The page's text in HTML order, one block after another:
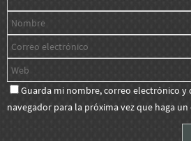
Guarda mi nombre, correo electrónico y
navegador para la próxima vez que haga